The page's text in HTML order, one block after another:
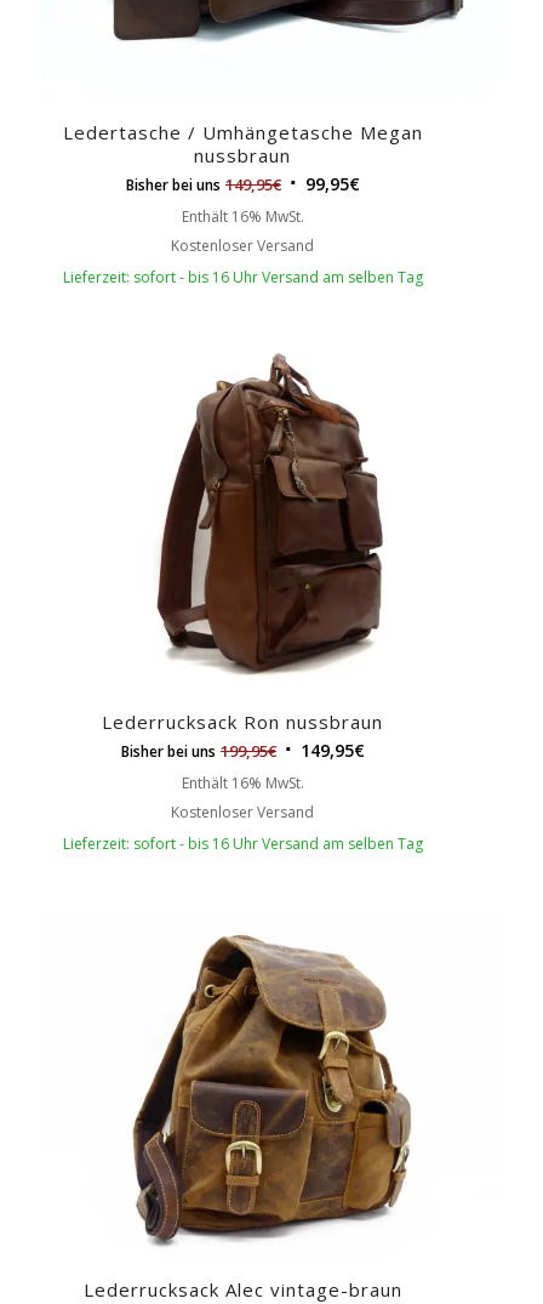
Ledertasche / Umhängetasche Megan
nussbraun
Bisher bei uns 149,95€ 99,95€
Enthält 16% MwSt.
Kostenloser Versand
Lieferzeit: sofort - bis 16 Uhr Versand am selben Tag
Lederrucksack Ron nussbraun
Bisher bei uns 199,95€ 149,95€
Enthält 16% MwSt.
Kostenloser Versand
Lieferzeit: sofort - bis 16 Uhr Versand am selben Tag
Lederrucksack Alec vintage-braun